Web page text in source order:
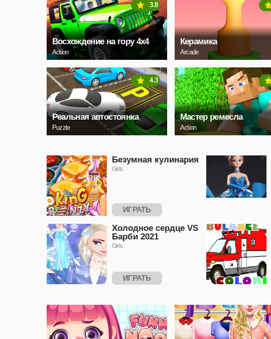
Восхождение на гору 4x4
Action
3.8
Керамика
Arcade
Реальная автостоянка
Puzzle
4.3
Мастер ремесла
Action
Безумная кулинария
Girls
ИГРАТЬ
Холодное сердце VS
Барби 2021
Girls
ИГРАТЬ